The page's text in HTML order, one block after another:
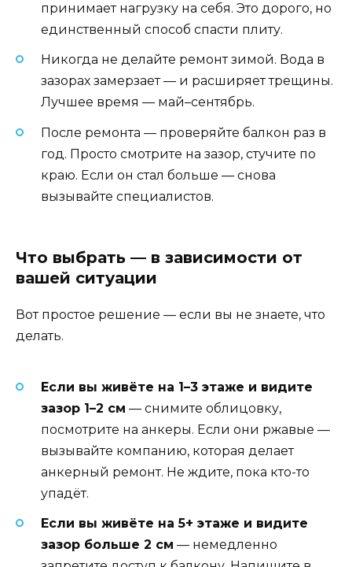
принимает нагрузку на себя. Это дорого, но
единственный способ спасти плиту.
Никогда не делайте ремонт зимой. Вода в
зазорах замерзает — и расширяет трещины.
Лучшее время — май–сентябрь.
После ремонта — проверяйте балкон раз в
год. Просто смотрите на зазор, стучите по
краю. Если он стал больше — снова
вызывайте специалистов.
Что выбрать — в зависимости от
вашей ситуации
Вот простое решение — если вы не знаете, что
делать.
Если вы живёте на 1–3 этаже и видите
зазор 1–2 см — снимите облицовку,
посмотрите на анкеры. Если они ржавые —
вызывайте компанию, которая делает
анкерный ремонт. Не ждите, пока кто-то
упадёт.
Если вы живёте на 5+ этаже и видите
зазор больше 2 см — немедленно